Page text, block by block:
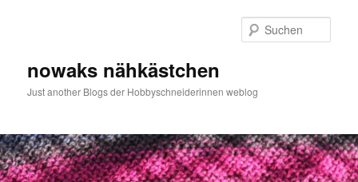
nowaks nähkästchen
Just another Blogs der Hobbyschneiderinnen weblog